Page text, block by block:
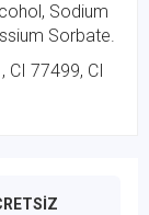
Sodium
Sorbate.
CI 77499, CI